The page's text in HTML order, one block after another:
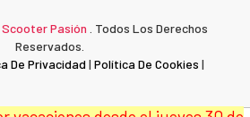
Scooter Pasión
. Todos Los Derechos
Reservados.
De Privacidad | Política De Cookies |